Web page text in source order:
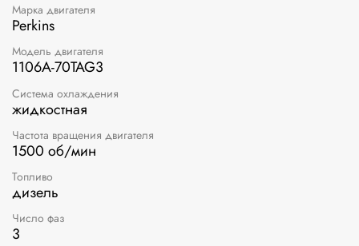
Марка двигателя
Perkins
Модель двигателя
1106A-70TAG3
Система охлаждения
жидкостная
Частота вращения двигателя
1500 об/мин
Топливо
дизель
Число фаз
3